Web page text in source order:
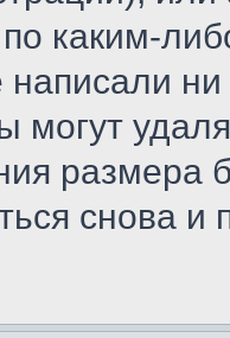
каким-
могут
размера
снова и